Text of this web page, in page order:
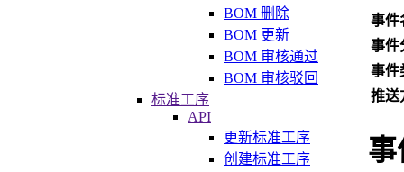
BOM 删除
BOM 更新
BOM 审核通过
BOM 审核驳回
标准工序
API
更新标准工序
创建标准工序
事件
事件
事件
推送
事